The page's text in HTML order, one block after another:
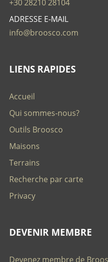
+30 28210 28104
ADRESSE E-MAIL
info@broosco.com
LIENS RAPIDES
Accueil
Qui sommes-nous?
Outils Broosco
Maisons
Terrains
Recherche par carte
Privacy
DEVENIR MEMBRE
Devenez membre de